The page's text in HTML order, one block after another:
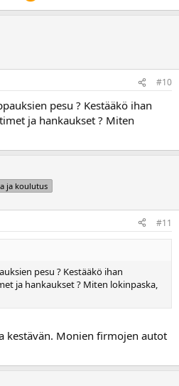
#10
pesu ? Kestääkö ihan
ja hankaukset ? Miten
ja koulutus
#11
pesu ? Kestääkö ihan
ja hankaukset ? Miten lokinpaska,
kestävän. Monien firmojen autot